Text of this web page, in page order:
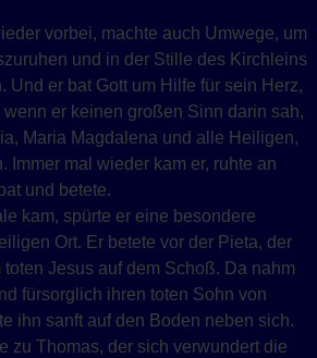
vorbei, machte auch Umwege, um
und in der Stille des Kirchleins
Und er bat Gott um Hilfe für sein Herz,
er keinen großen Sinn darin sah,
Maria Magdalena und alle Heiligen,
Immer mal wieder kam er, ruhte an
und betete.
kam, spürte er eine besondere
Ort. Er betete vor der Pieta, der
toten Jesus auf dem Schoß. Da nahm
fürsorglich ihren toten Sohn von
ihn sanft auf den Boden neben sich.
zu Thomas, der sich verwundert die